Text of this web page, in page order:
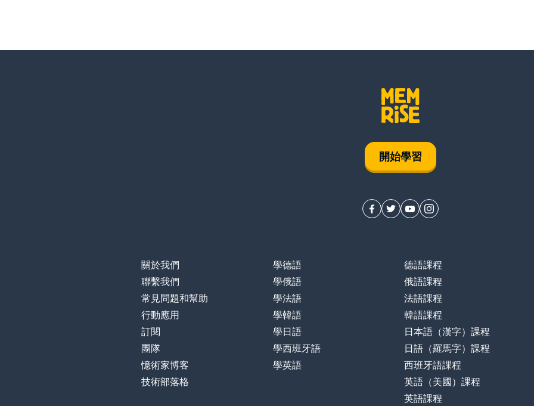
開始學習
關於我們
聯繫我們
常見問題和幫助
行動應用
訂閱
團隊
憶術家博客
技術部落格
學德語
學俄語
學法語
學韓語
學日語
學西班牙語
學英語
德語課程
俄語課程
法語課程
韓語課程
日本語（漢字）課程
日語（羅馬字）課程
西班牙語課程
英語（美國）課程
英語課程